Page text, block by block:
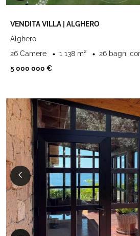
VENDITA VILLA | ALGHERO
Alghero
26 Camere
1 138 m²
26 bagni
5 000 000 €